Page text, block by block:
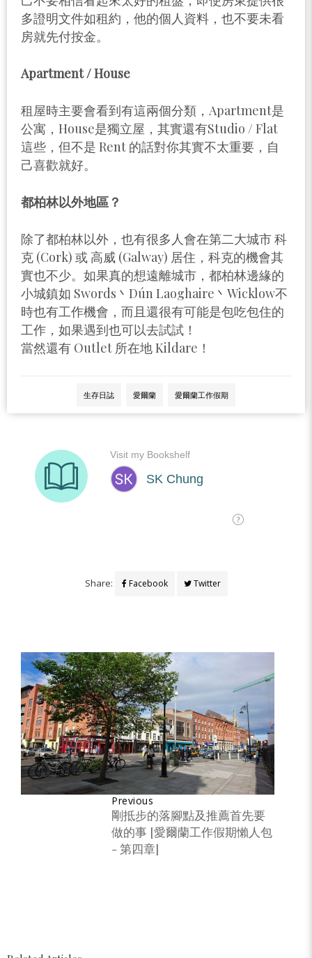
多證明文件如租約，他的個人資料，也不要未看
房就先付按金。
Apartment / House
租屋時主要會看到有這兩個分類，Apartment是
公寓，House是獨立屋，其實還有Studio / Flat
這些，但不是 Rent 的話對你其實不太重要，自
己喜歡就好。
都柏林以外地區？
除了都柏林以外，也有很多人會在第二大城市 科
克 (Cork) 或 高威 (Galway) 居住，科克的機會其
實也不少。如果真的想遠離城市，都柏林邊緣的
小城鎮如 Swords丶Dún Laoghaire丶Wicklow不
時也有工作機會，而且還很有可能是包吃包住的
工作，如果遇到也可以去試試！
當然還有 Outlet 所在地 Kildare！
生存日誌 愛爾蘭 愛爾蘭工作假期
Share: Facebook Twitter
Previous
剛抵步的落腳點及推薦首先要
做的事 [愛爾蘭工作假期懶人包
- 第四章]